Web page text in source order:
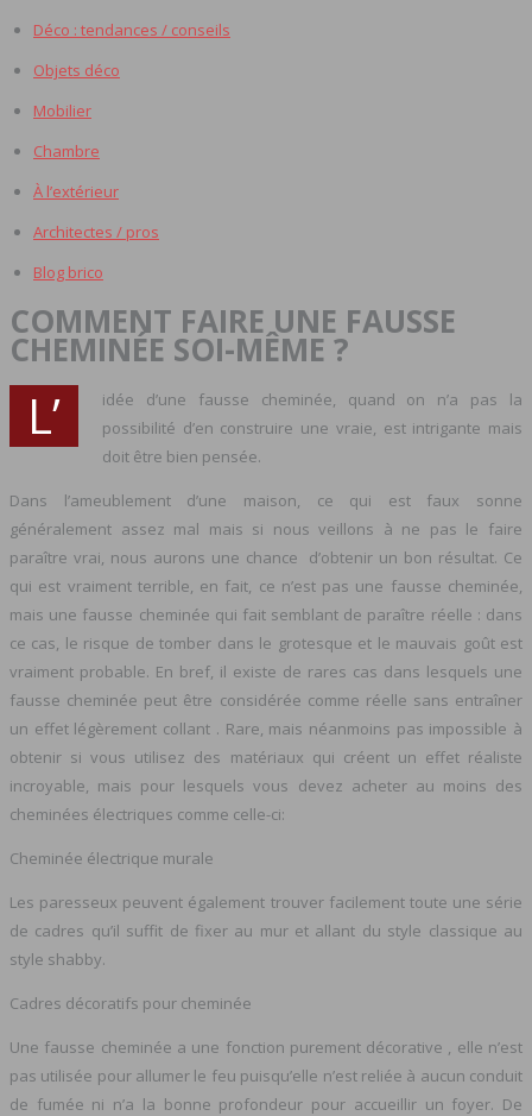
Déco : tendances / conseils
Objets déco
Mobilier
Chambre
À l’extérieur
Architectes / pros
Blog brico
COMMENT FAIRE UNE FAUSSE
CHEMINÉE SOI-MÊME ?
L’
idée d’une fausse cheminée, quand on n’a pas la
possibilité d’en construire une vraie, est intrigante mais
doit être bien pensée.
Dans l’ameublement d’une maison, ce qui est faux sonne
généralement assez mal mais si nous veillons à ne pas le faire
paraître vrai, nous aurons une chance d’obtenir un bon résultat. Ce
qui est vraiment terrible, en fait, ce n’est pas une fausse cheminée,
mais une fausse cheminée qui fait semblant de paraître réelle : dans
ce cas, le risque de tomber dans le grotesque et le mauvais goût est
vraiment probable. En bref, il existe de rares cas dans lesquels une
fausse cheminée peut être considérée comme réelle sans entraîner
un effet légèrement collant . Rare, mais néanmoins pas impossible à
obtenir si vous utilisez des matériaux qui créent un effet réaliste
incroyable, mais pour lesquels vous devez acheter au moins des
cheminées électriques comme celle-ci:
Cheminée électrique murale
Les paresseux peuvent également trouver facilement toute une série
de cadres qu’il suffit de fixer au mur et allant du style classique au
style shabby.
Cadres décoratifs pour cheminée
Une fausse cheminée a une fonction purement décorative , elle n’est
pas utilisée pour allumer le feu puisqu’elle n’est reliée à aucun conduit
de fumée ni n’a la bonne profondeur pour accueillir un foyer. De